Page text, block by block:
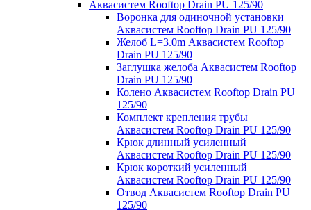
Аквасистем Rooftop Drain PU 125/90
Воронка для одиночной установки
Аквасистем Rooftop Drain PU 125/90
Желоб L=3.0m Аквасистем Rooftop
Drain PU 125/90
Заглушка желоба Аквасистем Rooftop
Drain PU 125/90
Колено Аквасистем Rooftop Drain PU
125/90
Комплект крепления трубы
Аквасистем Rooftop Drain PU 125/90
Крюк длинный усиленный
Аквасистем Rooftop Drain PU 125/90
Крюк короткий усиленный
Аквасистем Rooftop Drain PU 125/90
Отвод Аквасистем Rooftop Drain PU
125/90